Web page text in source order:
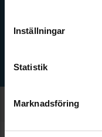
Inställningar
Statistik
Marknadsföring